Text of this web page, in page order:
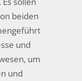
beiden
und
um
und